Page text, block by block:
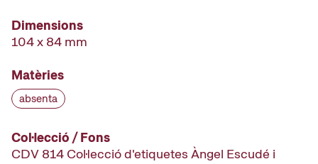
Dimensions
104 x 84 mm
Matèries
absenta
Col·lecció / Fons
CDV 814 Col·lecció d'etiquetes Àngel Escudé i